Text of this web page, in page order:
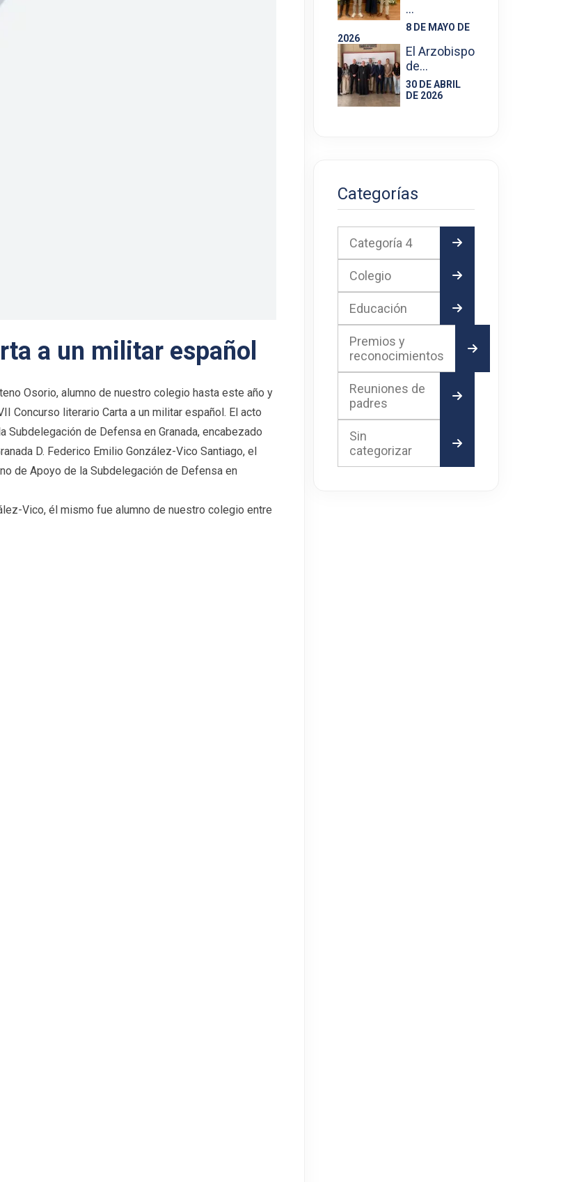
a un militar español
Osorio, alumno de nuestro colegio hasta este año y
Concurso literario Carta a un militar español. El acto
de Defensa en Granada, encabezado
D. Federico Emilio González-Vico Santiago, el
de Apoyo de la Subdelegación de Defensa en
Vico, él mismo fue alumno de nuestro colegio entre
…
8 DE MAYO DE
2026
El Arzobispo
de…
30 DE ABRIL
DE 2026
Categorías
Categoría 4
Colegio
Educación
Premios y
reconocimientos
Reuniones de
padres
Sin
categorizar